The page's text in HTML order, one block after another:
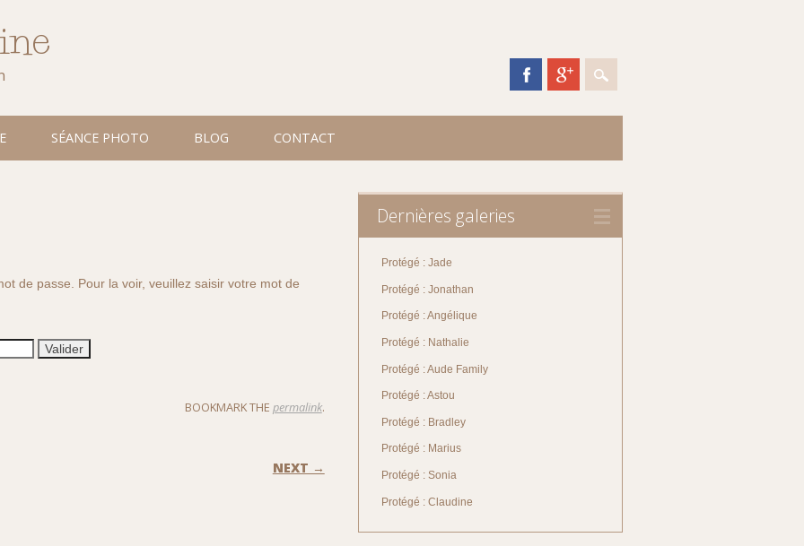
SÉANCE PHOTO BLOG CONTACT
de passe. Pour la voir, veuillez saisir votre mot de
BOOKMARK THE permalink.
NEXT →
Dernières galeries
Protégé : Jade
Protégé : Jonathan
Protégé : Angélique
Protégé : Nathalie
Protégé : Aude Family
Protégé : Astou
Protégé : Bradley
Protégé : Marius
Protégé : Sonia
Protégé : Claudine